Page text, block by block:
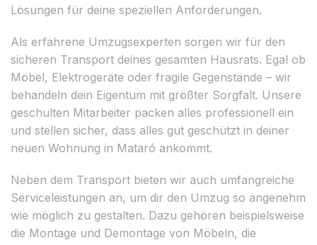
Lösungen für deine speziellen Anforderungen.
Als erfahrene Umzugsexperten sorgen wir für den
sicheren Transport deines gesamten Hausrats. Egal ob
Möbel, Elektrogeräte oder fragile Gegenstände – wir
behandeln dein Eigentum mit größter Sorgfalt. Unsere
geschulten Mitarbeiter packen alles professionell ein
und stellen sicher, dass alles gut geschützt in deiner
neuen Wohnung in Mataró ankommt.
Neben dem Transport bieten wir auch umfangreiche
Serviceleistungen an, um dir den Umzug so angenehm
wie möglich zu gestalten. Dazu gehören beispielsweise
die Montage und Demontage von Möbeln, die